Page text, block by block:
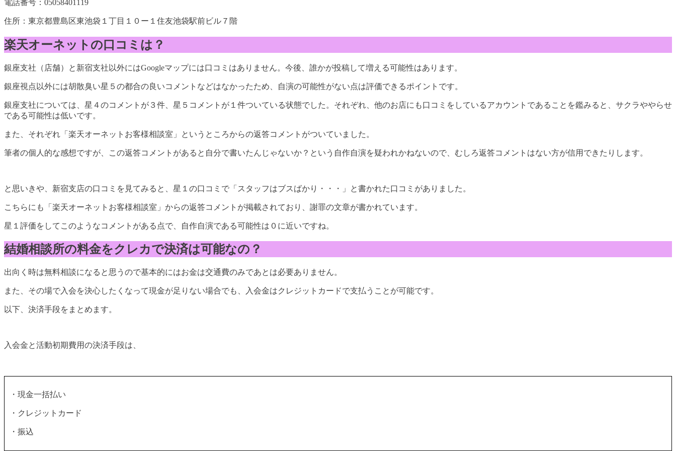
電話番号：05058401119
住所：東京都豊島区東池袋１丁目１０ー１住友池袋駅前ビル７階
楽天オーネットの口コミは？
銀座支社（店舗）と新宿支社以外にはGoogleマップには口コミはありません。今後、誰かが投稿して増える可能性はあります。
銀座視点以外には胡散臭い星５の都合の良いコメントなどはなかったため、自演の可能性がない点は評価できるポイントです。
銀座支社については、星４のコメントが３件、星５コメントが１件ついている状態でした。それぞれ、他のお店にも口コミをしているアカウントであることを鑑みると、サクラややらせ
である可能性は低いです。
また、それぞれ「楽天オーネットお客様相談室」というところからの返答コメントがついていました。
筆者の個人的な感想ですが、この返答コメントがあると自分で書いたんじゃないか？という自作自演を疑われかねないので、むしろ返答コメントはない方が信用できたりします。
と思いきや、新宿支店の口コミを見てみると、星１の口コミで「スタッフはブスばかり・・・」と書かれた口コミがありました。
こちらにも「楽天オーネットお客様相談室」からの返答コメントが掲載されており、謝罪の文章が書かれています。
星１評価をしてこのようなコメントがある点で、自作自演である可能性は０に近いですね。
結婚相談所の料金をクレカで決済は可能なの？
出向く時は無料相談になると思うので基本的にはお金は交通費のみであとは必要ありません。
また、その場で入会を決心したくなって現金が足りない場合でも、入会金はクレジットカードで支払うことが可能です。
以下、決済手段をまとめます。
入会金と活動初期費用の決済手段は、
・現金一括払い
・クレジットカード
・振込